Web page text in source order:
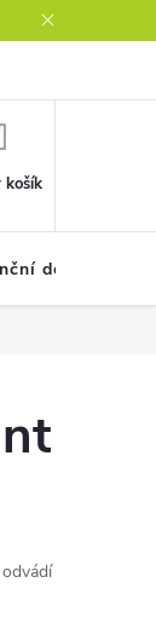
NÁKUPNÍ
košík
desky